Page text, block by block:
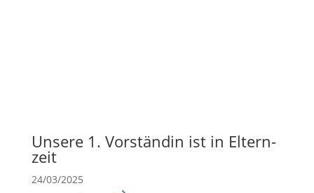
Unsere 1. Vorständin ist in Eltern­
zeit
24/03/2025